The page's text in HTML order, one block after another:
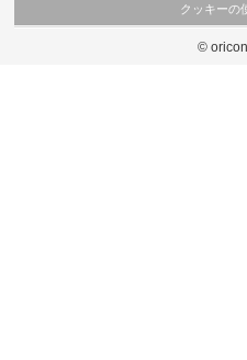
これらの情報を権利者の許可なく無断転載
当サイトに掲載している内容はすべてサー
弊社の見解・ 意見ではないことをご理解い
クッキーの
このサイトでは Cookie を使用して、ユー
©